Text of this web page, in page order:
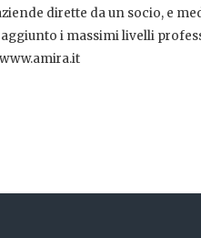
dirette da un socio, e
i massimi livelli